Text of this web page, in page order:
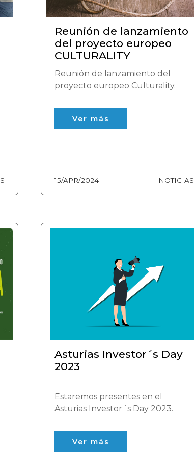
Reunión de lanzamiento
del proyecto europeo
CULTURALITY
Reunión de lanzamiento del
proyecto europeo Culturality.
Ver más
15/APR/2024 NOTICIAS
Asturias Investor´s Day
2023
Estaremos presentes en el
Asturias Investor´s Day 2023.
Ver más